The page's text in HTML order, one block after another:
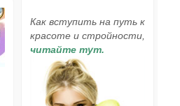
Как вступить на путь к
красоте и стройности,
читайте тут.